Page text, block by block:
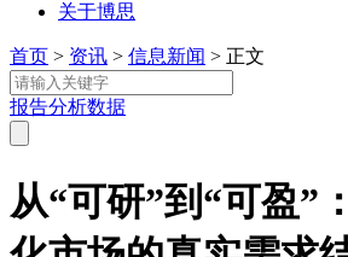
关于博思
首页 > 资讯 > 信息新闻 > 正文
报告分析数据
从“可研”到“可盈”